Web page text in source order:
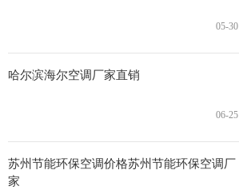
05-30
哈尔滨海尔空调厂家直销
06-25
苏州节能环保空调价格苏州节能环保空调厂
家